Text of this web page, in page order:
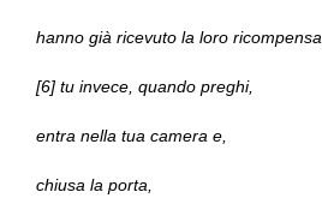
hanno già ricevuto la loro ricompensa.
[6] tu invece, quando preghi,
entra nella tua camera e,
chiusa la porta,